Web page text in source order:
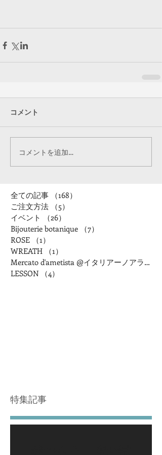
コメント
コメントを追加…
全ての記事 （168）
ご注文方法
（5）
イベント
（26）
Bijouterie botanique
（7）
ROSE
（1）
WREATH
（1）
Mercato d'ametista @イタリアーノアランチャ
LESSON
（4）
特集記事